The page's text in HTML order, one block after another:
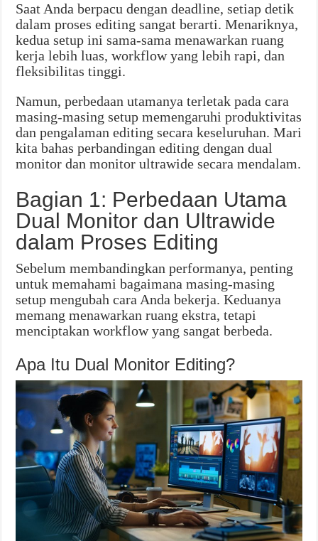
Saat Anda berpacu dengan deadline, setiap detik
dalam proses editing sangat berarti. Menariknya,
kedua setup ini sama-sama menawarkan ruang
kerja lebih luas, workflow yang lebih rapi, dan
fleksibilitas tinggi.
Namun, perbedaan utamanya terletak pada cara
masing-masing setup memengaruhi produktivitas
dan pengalaman editing secara keseluruhan. Mari
kita bahas perbandingan editing dengan dual
monitor dan monitor ultrawide secara mendalam.
Bagian 1: Perbedaan Utama
Dual Monitor dan Ultrawide
dalam Proses Editing
Sebelum membandingkan performanya, penting
untuk memahami bagaimana masing-masing
setup mengubah cara Anda bekerja. Keduanya
memang menawarkan ruang ekstra, tetapi
menciptakan workflow yang sangat berbeda.
Apa Itu Dual Monitor Editing?